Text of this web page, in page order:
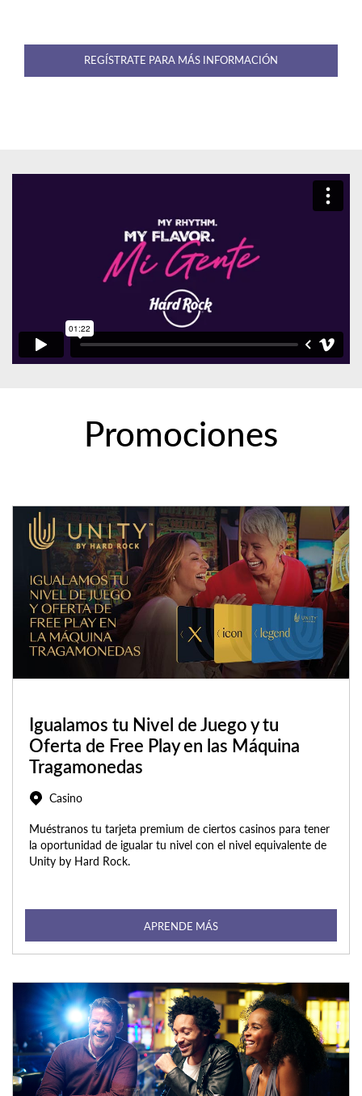
REGÍSTRATE PARA MÁS INFORMACIÓN
Promociones
Igualamos tu Nivel de Juego y tu
Oferta de Free Play en las Máquina
Tragamonedas
Casino
Muéstranos tu tarjeta premium de ciertos casinos para tener
la oportunidad de igualar tu nivel con el nivel equivalente de
Unity by Hard Rock.
APRENDE MÁS